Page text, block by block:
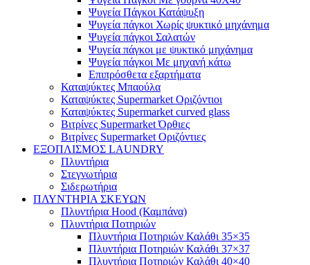
Ψυγεία Πάγκοι Κατάψυξη
Ψυγεία πάγκοι Χωρίς ψυκτικό μηχάνημα
Ψυγεία πάγκοι Σαλατών
Ψυγεία πάγκοι με ψυκτικό μηχάνημα
Ψυγεία πάγκοι Με μηχανή κάτω
Επιπρόσθετα εξαρτήματα
Καταψύκτες Μπαούλα
Καταψύκτες Supermarket Οριζόντιοι
Καταψύκτες Supermarket curved glass
Βιτρίνες Supermarket Όρθιες
Βιτρίνες Supermarket Οριζόντιες
ΕΞΟΠΛΙΣΜΟΣ LAUNDRY
Πλυντήρια
Στεγνωτήρια
Σιδερωτήρια
ΠΛΥΝΤΗΡΙΑ ΣΚΕΥΩΝ
Πλυντήρια Hood (Καμπάνα)
Πλυντήρια Ποτηριών
Πλυντήρια Ποτηριών Καλάθι 35×35
Πλυντήρια Ποτηριών Καλάθι 37×37
Πλυντήρια Ποτηριών Καλάθι 40×40